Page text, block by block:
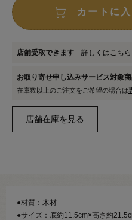
カートに
店舗受取できます 詳しくはこち
お取り寄せ申し込みサービス対象
在庫数以上のご注文をご希望の場合は
●材質：木材
●サイズ：底約11.5cm×高さ約